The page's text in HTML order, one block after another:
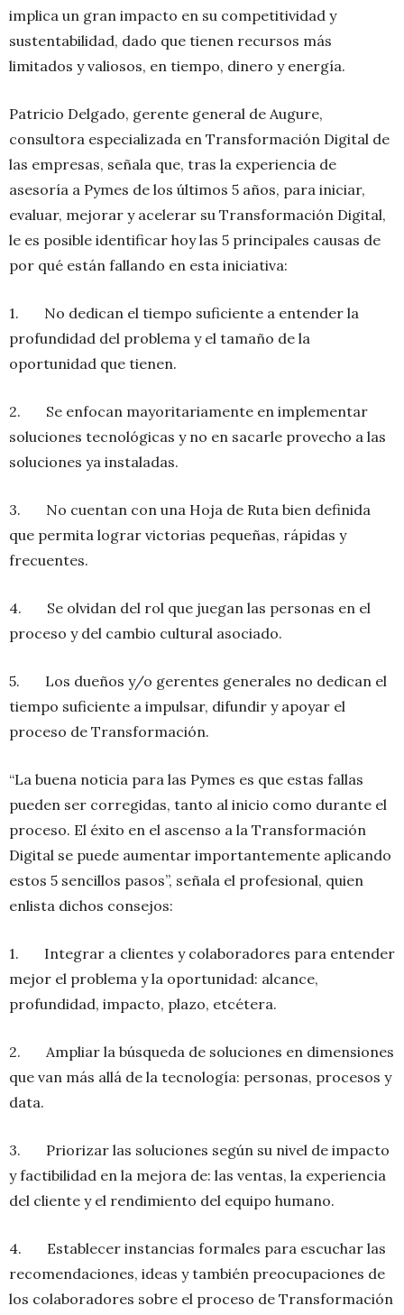
implica un gran impacto en su competitividad y
sustentabilidad, dado que tienen recursos más
limitados y valiosos, en tiempo, dinero y energía.
Patricio Delgado, gerente general de Augure,
consultora especializada en Transformación Digital de
las empresas, señala que, tras la experiencia de
asesoría a Pymes de los últimos 5 años, para iniciar,
evaluar, mejorar y acelerar su Transformación Digital,
le es posible identificar hoy las 5 principales causas de
por qué están fallando en esta iniciativa:
1. No dedican el tiempo suficiente a entender la
profundidad del problema y el tamaño de la
oportunidad que tienen.
2. Se enfocan mayoritariamente en implementar
soluciones tecnológicas y no en sacarle provecho a las
soluciones ya instaladas.
3. No cuentan con una Hoja de Ruta bien definida
que permita lograr victorias pequeñas, rápidas y
frecuentes.
4. Se olvidan del rol que juegan las personas en el
proceso y del cambio cultural asociado.
5. Los dueños y/o gerentes generales no dedican el
tiempo suficiente a impulsar, difundir y apoyar el
proceso de Transformación.
“La buena noticia para las Pymes es que estas fallas
pueden ser corregidas, tanto al inicio como durante el
proceso. El éxito en el ascenso a la Transformación
Digital se puede aumentar importantemente aplicando
estos 5 sencillos pasos”, señala el profesional, quien
enlista dichos consejos:
1. Integrar a clientes y colaboradores para entender
mejor el problema y la oportunidad: alcance,
profundidad, impacto, plazo, etcétera.
2. Ampliar la búsqueda de soluciones en dimensiones
que van más allá de la tecnología: personas, procesos y
data.
3. Priorizar las soluciones según su nivel de impacto
y factibilidad en la mejora de: las ventas, la experiencia
del cliente y el rendimiento del equipo humano.
4. Establecer instancias formales para escuchar las
recomendaciones, ideas y también preocupaciones de
los colaboradores sobre el proceso de Transformación